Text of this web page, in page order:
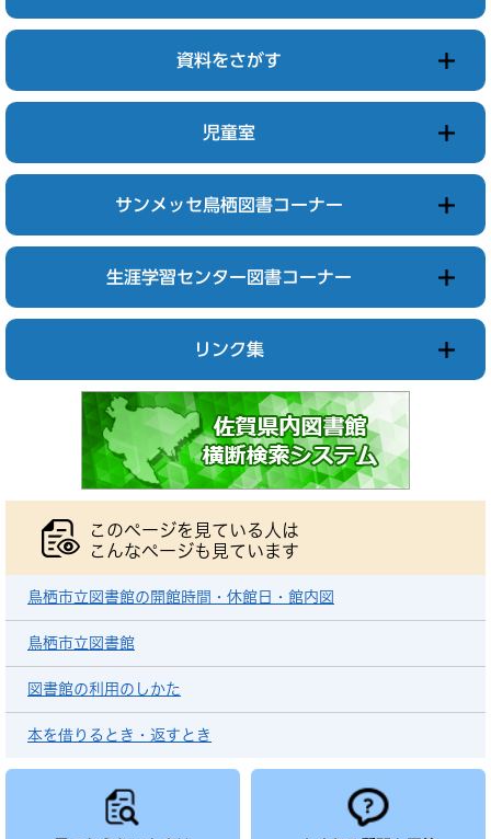
資料をさがす
児童室
サンメッセ鳥栖図書コーナー
生涯学習センター図書コーナー
リンク集
このページを見ている人は
こんなページも見ています
鳥栖市立図書館の開館時間・休館日・館内図
鳥栖市立図書館
図書館の利用のしかた
本を借りるとき・返すとき